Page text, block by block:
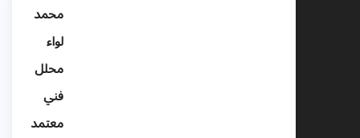
محمد
لواء
محلل
فني
معتمد